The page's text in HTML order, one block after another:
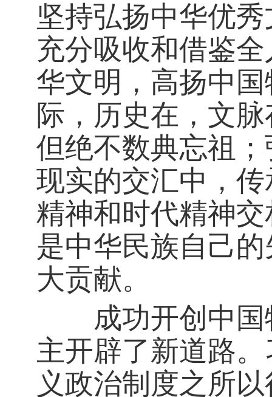
坚持弘扬中华优
充分吸收和借鉴
华文明，高扬中
际，历史在，文
但绝不数典忘祖
现实的交汇中，
精神和时代精神
是中华民族自己
大贡献。
成功开创中国
主开辟了新道路
义政治制度之所